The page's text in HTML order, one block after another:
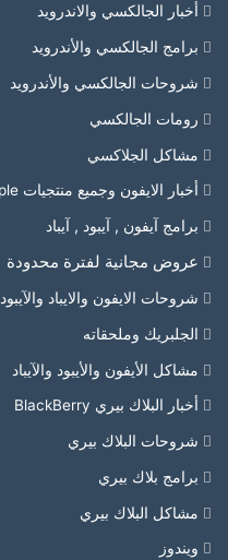
أخبار الجالكسي والاندرويد
برامج الجالكسي والأندرويد
شروحات الجالكسي والأندرويد
رومات الجالكسي
مشاكل الجلاكسي
أخبار الايفون وجميع منتجيات Apple
برامج آيفون , آيبود , آيباد
عروض مجانية لفترة محدودة
شروحات الايفون والايباد والآيبود
الجلبريك وملحقاته
مشاكل الأيفون والأيبود والآيباد
أخبار البلاك بيري BlackBerry
شروحات البلاك بيري
برامج بلاك بيري
مشاكل البلاك بيري
ويندوز